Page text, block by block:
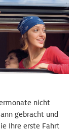
nicht
gebracht und
Ihre erste Fahrt